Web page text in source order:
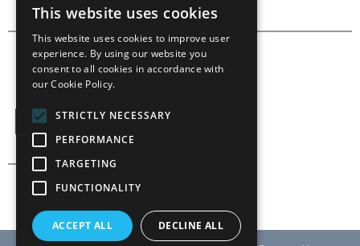
SÍGUENOS EN:
SPANISH
SPANISH
This website uses cookies
This website uses cookies to improve user
experience. By using our website you
consent to all cookies in accordance with
our Cookie Policy.
STRICTLY NECESSARY
PERFORMANCE
TARGETING
FUNCTIONALITY
ACCEPT ALL DECLINE ALL